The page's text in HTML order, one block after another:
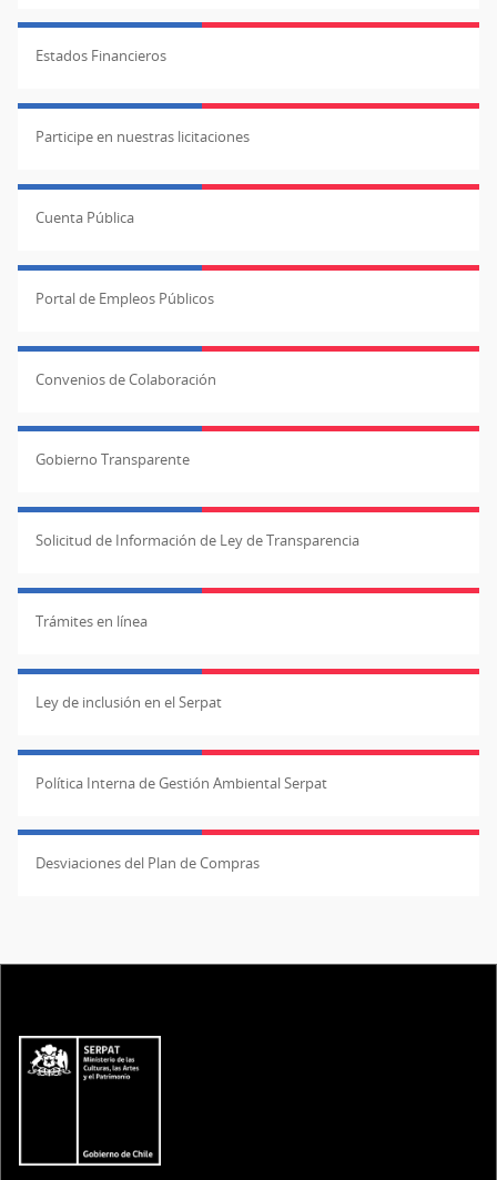
Estados Financieros
Participe en nuestras licitaciones
Cuenta Pública
Portal de Empleos Públicos
Convenios de Colaboración
Gobierno Transparente
Solicitud de Información de Ley de Transparencia
Trámites en línea
Ley de inclusión en el Serpat
Política Interna de Gestión Ambiental Serpat
Desviaciones del Plan de Compras